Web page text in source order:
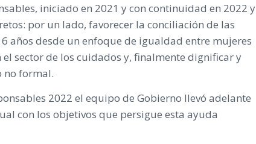
iniciado en 2021 y con continuidad en 2022 y
por un lado, favorecer la conciliación de las
años desde un enfoque de igualdad entre mujeres
sector de los cuidados y, finalmente dignificar y
no formal.
2022 el equipo de Gobierno llevó adelante
con los objetivos que persigue esta ayuda